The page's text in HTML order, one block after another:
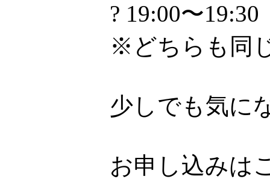
? 19:00〜19:30
※どちらも同
少しでも気に
お申し込みは